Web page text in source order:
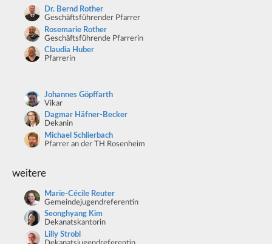
Dr. Bernd Rother
Geschäftsführender Pfarrer
Rosemarie Rother
Geschäftsführende Pfarrerin
Claudia Huber
Pfarrerin
Johannes Göpffarth
Vikar
Dagmar Häfner-Becker
Dekanin
Michael Schlierbach
Pfarrer an der TH Rosenheim
weitere
Marie-Cécile Reuter
Gemeindejugendreferentin
Seonghyang Kim
Dekanatskantorin
Lilly Strobl